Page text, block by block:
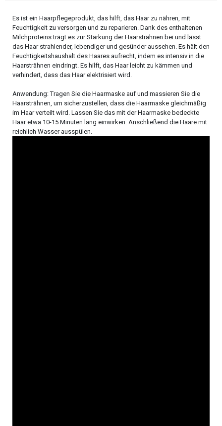
Es ist ein Haarpflegeprodukt, das hilft, das Haar zu nähren, mit
Feuchtigkeit zu versorgen und zu reparieren. Dank des enthaltenen
Milchproteins trägt es zur Stärkung der Haarsträhnen bei und lässt
das Haar strahlender, lebendiger und gesünder aussehen. Es hält den
Feuchtigkeitshaushalt des Haares aufrecht, indem es intensiv in die
Haarsträhnen eindringt. Es hilft, das Haar leicht zu kämmen und
verhindert, dass das Haar elektrisiert wird.
Anwendung: Tragen Sie die Haarmaske auf und massieren Sie die
Haarsträhnen, um sicherzustellen, dass die Haarmaske gleichmäßig
im Haar verteilt wird. Lassen Sie das mit der Haarmaske bedeckte
Haar etwa 10-15 Minuten lang einwirken. Anschließend die Haare mit
reichlich Wasser ausspülen.